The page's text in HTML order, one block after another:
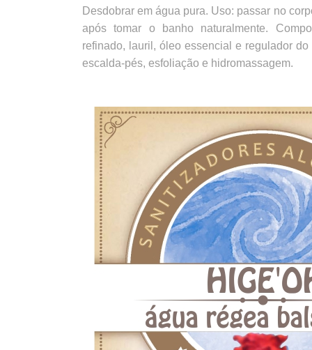
Desdobrar em água pura. Uso: passar no
após tomar o banho naturalmente.
refinado, lauril, óleo essencial e regulador
escalda-pés, esfoliação e hidromassagem.